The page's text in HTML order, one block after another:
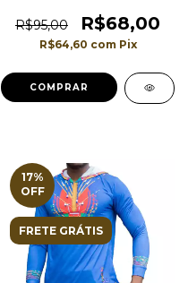
VINHO
R$95,00 R$68,00
R$64,60 com Pix
COMPRAR
17%
OFF
FRETE GRÁTIS